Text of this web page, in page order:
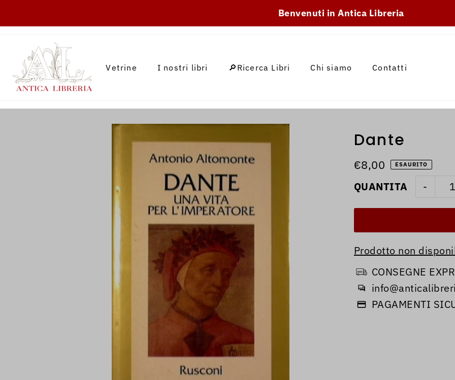
TRANSLATION MISSING: IT.ACCESSIBILITY.SKIP_TO_TEXTBenvenuti in Antica Libreria
Vetrine I nostri libri 🔎Ricerca Libri Chi siamo Contatti
Dante
€8,00 ESAURITO
QUANTITA -
Prodotto non
CONSEGNE
PAGAMENTI